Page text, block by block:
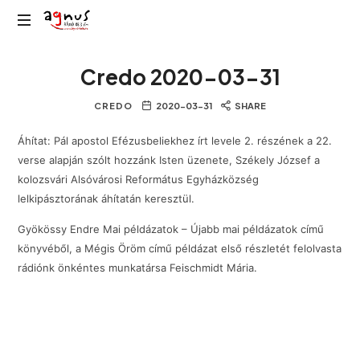
Agnus
közösségiCredo 2020-03-31
CREDO 2020-03-31 SHARE
Áhítat: Pál apostol Efézusbeliekhez írt levele 2. részének a 22.
verse alapján szólt hozzánk Isten üzenete, Székely József a
kolozsvári Alsóvárosi Református Egyházközség
lelkipásztorának áhítatán keresztül.
Gyökössy Endre Mai példázatok – Újabb mai példázatok című
könyvéből, a Mégis Öröm című példázat első részletét felolvasta
rádiónk önkéntes munkatársa Feischmidt Mária.